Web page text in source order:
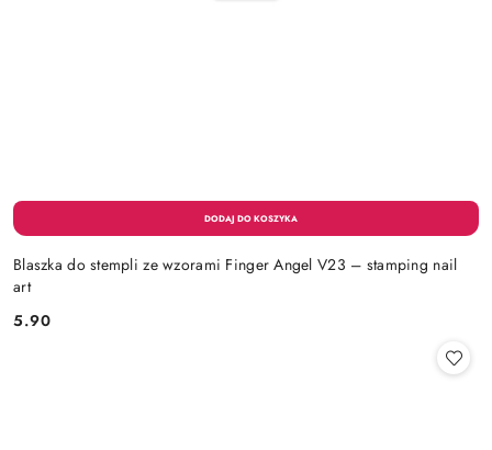
Blaszka do stempli ze wzorami Finger Angel V23 – stamping nail
art
Cena:
5.90